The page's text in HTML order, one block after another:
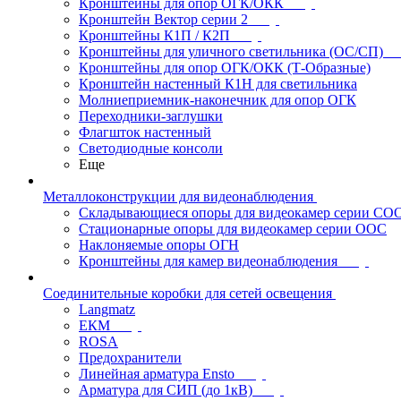
Кронштейны для опор ОГК/ОКК
Кронштейн Вектор серии 2
Кронштейны К1П / К2П
Кронштейны для уличного светильника (ОС/СП)
Кронштейны для опор ОГК/ОКК (Т-Образные)
Кронштейн настенный К1Н для светильника
Молниеприемник-наконечник для опор ОГК
Переходники-заглушки
Флагшток настенный
Светодиодные консоли
Еще
Металлоконструкции для видеонаблюдения
Складывающиеся опоры для видеокамер серии
Стационарные опоры для видеокамер серии ООС
Наклоняемые опоры ОГН
Кронштейны для камер видеонаблюдения
Соединительные коробки для сетей освещения
Langmatz
ЕКМ
ROSA
Предохранители
Линейная арматура Ensto
Арматура для СИП (до 1кВ)